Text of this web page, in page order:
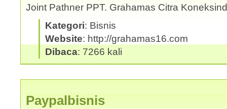
Joint Pathner PPT. Grahamas Citra
Kategori: Bisnis
Website: http://grahamas16.com
Dibaca: 7266 kali
Paypalbisnis